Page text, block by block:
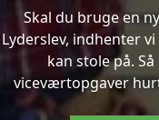
Skal du bruge en
Lyderslev, indhenter
kan stole på.
viceværtopgaver